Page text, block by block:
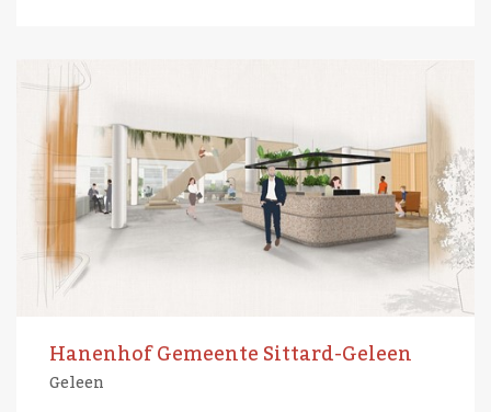
Hanenhof Gemeente Sittard-Geleen
Geleen